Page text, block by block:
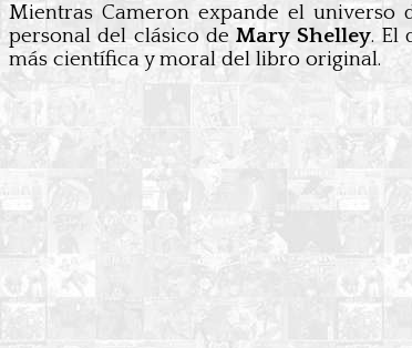
Mientras Cameron expande el universo
personal del clásico deMary Shelley. El
más científica y moral del libro original.